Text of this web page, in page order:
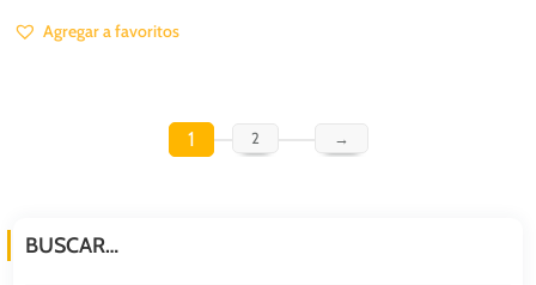
Agregar a favoritos
1 2 →
BUSCAR…